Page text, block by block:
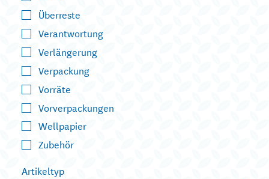
Überreste
Verantwortung
Verlängerung
Verpackung
Vorräte
Vorverpackungen
Wellpapier
Zubehör
Artikeltyp